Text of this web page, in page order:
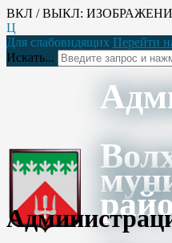
ВКЛ / ВЫКЛ:
Ц
Для слабовидящих Перейти
Искать...